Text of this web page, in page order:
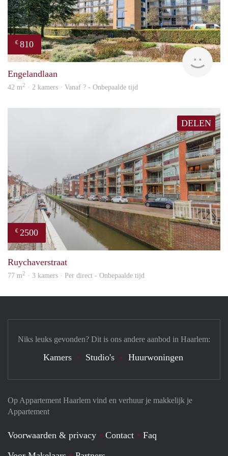
€ 810
Engelandlaan
42 m2 · 2 kamers · Vanaf ? - Onbepaalde tijd
DELEN
€ 2500
Ruychaverstraat
77 m2 · 3 kamers · Per direct - Onbepaalde tijd
Op Appartement Haarlem vind en verhuur je makkelijk je
Appartement
Voorwaarden & privacy Contact
Faq
Niks leuks gevonden? Dit is ons andere aanbod in Haarlem:
Kamers Studio's Huurwoningen